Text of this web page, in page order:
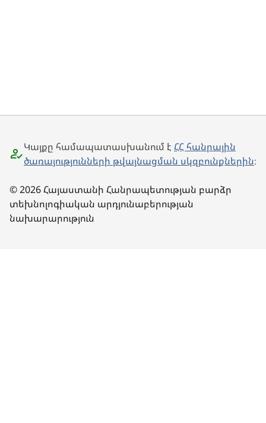
Կայքը համապատասխանում է ՀՀ հանրային
ծառայությունների թվայնացման սկզբունքներին։
© 2026 Հայաստանի Հանրապետության բարձր
տեխնոլոգիական արդյունաբերության
նախարարություն